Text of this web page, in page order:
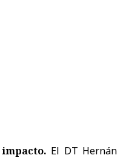
El DT Hernán